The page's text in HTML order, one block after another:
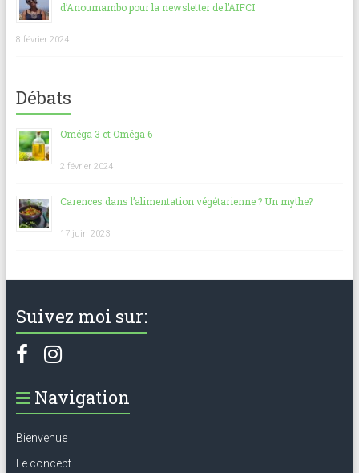
d’Anoumambo pour la newsletter de l’AIFCI
8 février 2024
Débats
Oméga 3 et Oméga 6
2 février 2024
Carences dans l’alimentation végétarienne ? Un mythe?
17 juin 2023
Suivez moi sur:
Navigation
Bienvenue
Le concept